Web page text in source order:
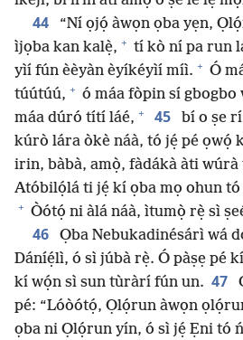
44
“Ní ọjọ́ àwọn ọba yẹn,
ìjọba kan kalẹ̀, + tí kò ní pa run
yìí fún èèyàn èyíkéyìí míì. + Ó
túútúú, + ó máa fòpin sí
máa dúró títí láé, + 45
bí o ṣe
kúrò lára òkè náà, tó jẹ́ pé ọwọ́
irin, bàbà, amọ̀, fàdákà àti wúrà
Atóbilọ́lá ti jẹ́ kí ọba mọ ohun
+ Òótọ́ ni àlá náà, ìtumọ̀ rẹ̀ sì
46
Ọba Nebukadinésárì wá
Dáníẹ́lì, ó sì júbà rẹ̀. Ó pàṣẹ pé
kí wọ́n sì sun tùràrí fún un. 47
pé: “Lóòótọ́, Ọlọ́run àwọn
ọba ni Ọlọ́run yín, ó sì jẹ́ Ẹni tó